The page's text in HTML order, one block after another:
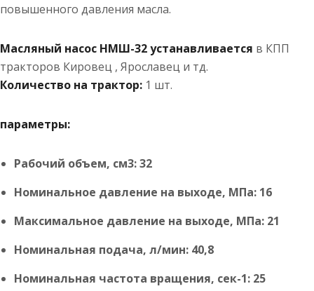
повышенного давления масла.
Масляный насос НМШ-32 устанавливается в КПП
тракторов Кировец , Ярославец и тд.
Количество на трактор: 1 шт.
параметры:
Рабочий объем, см3: 32
Номинальное давление на выходе, МПа: 16
Максимальное давление на выходе, МПа: 21
Номинальная подача, л/мин: 40,8
Номинальная частота вращения, сек-1: 25